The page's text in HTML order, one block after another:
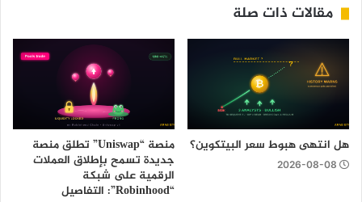
مقالات ذات صلة
هل انتهى هبوط سعر البيتكوين؟
2026-08-08
منصة “Uniswap” تطلق منصة
جديدة تسمح بإطلاق العملات
الرقمية على شبكة
“Robinhood”: التفاصيل